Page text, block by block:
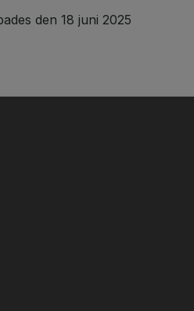
den 18 juni 2025